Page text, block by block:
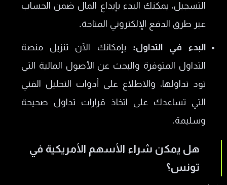
التسجيل، يمكنك البدء بإيداع المال ضمن الحساب
عبر طرق الدفع الإلكتروني المتاحة.
البدء في التداول: بإمكانك الآن تنزيل منصة
التداول المتوفرة والبحث عن الأصول المالية التي
تود تداولها، والاطلاع على أدوات التحليل الفني
التي تساعدك على اتخاذ قرارات تداول صحيحة
وسليمة.
هل يمكن شراء الأسهم الأمريكية في
تونس؟